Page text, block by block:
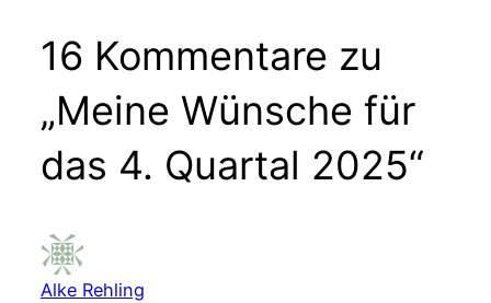
16 Kommentare zu
„Meine Wünsche für
das 4. Quartal 2025“
Alke Rehling